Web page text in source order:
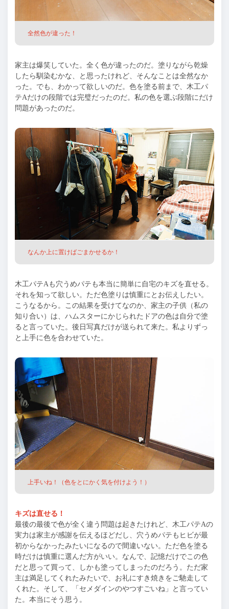
全然色が違った！
家主は爆笑していた。全く色が違ったのだ。塗りながら乾燥
したら馴染むかな、と思ったけれど、そんなことは全然なか
った。でも、わかって欲しいのだ。色を塗る前まで、木工パ
テAだけの段階では完璧だったのだ。私の色を選ぶ段階にだけ
問題があったのだ。
なんか上に置けばごまかせるか！
木工パテAも穴うめパテも本当に簡単に自宅のキズを直せる。
それを知って欲しい。ただ色塗りは慎重にとお伝えしたい。
こうなるから。この結果を受けてなのか、家主の子供（私の
知り合い）は、ハムスターにかじられたドアの色は自分で塗
ると言っていた。後日写真だけが送られて来た。私よりずっ
と上手に色を合わせていた。
上手いね！（色をとにかく気を付けよう！）
キズは直せる！
最後の最後で色が全く違う問題は起きたけれど、木工パテAの
実力は家主が感謝を伝えるほどだし、穴うめパテもヒビが最
初からなかったみたいになるので間違いない。ただ色を塗る
時だけは慎重に選んだ方がいい。なんで、記憶だけでこの色
だと思って買って、しかも塗ってしまったのだろう。ただ家
主は満足してくれたみたいで、お礼にすき焼きをご馳走して
くれた。そして、「セメダインのやつすごいね」と言ってい
た。本当にそう思う。